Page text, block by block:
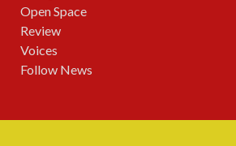
Open Space
Review
Voices
Follow News